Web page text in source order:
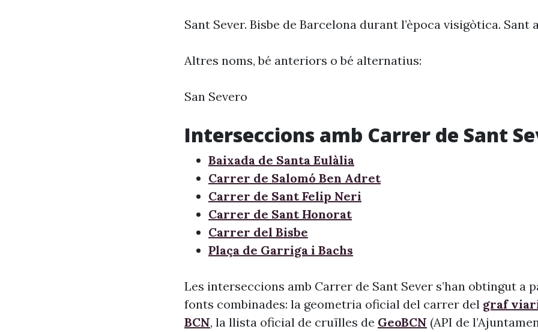
Sant Sever. Bisbe de Barcelona durant l’època visigòtica. Sant
Altres noms, bé anteriors o bé alternatius:
San Severo
Interseccions amb Carrer de Sant
Baixada de Santa Eulàlia
Carrer de Salomó Ben Adret
Carrer de Sant Felip Neri
Carrer de Sant Honorat
Carrer del Bisbe
Plaça de Garriga i Bachs
Les interseccions amb Carrer de Sant Sever s’han obtingut a
fonts combinades: la geometria oficial del carrer del graf viari
BCN, la llista oficial de cruïlles de GeoBCN (API de